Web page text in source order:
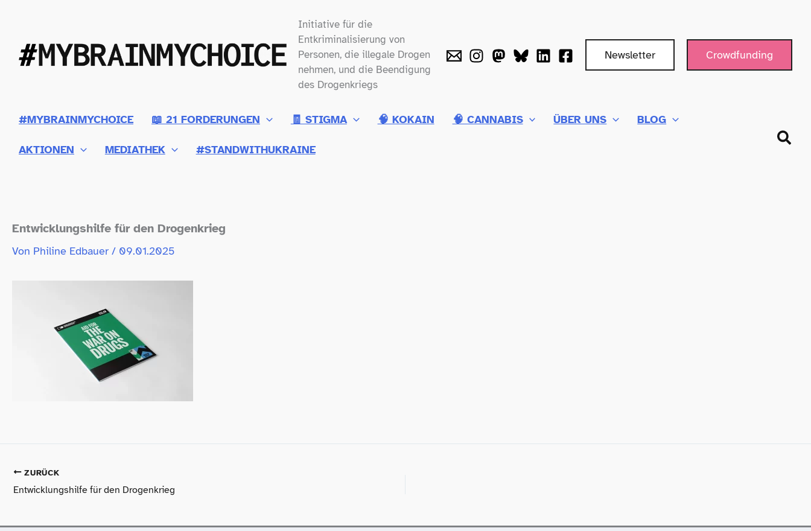
springen
Initiative für die
Entkriminalisierung von
Personen, die illegale Drogen
nehmen, und die Beendigung
des Drogenkriegs
Newsletter Crowdfunding
#MYBRAINMYCHOICE 📖 21 FORDERUNGEN 🧾 STIGMA 🧠 KOKAIN 🧠 CANNABIS ÜBER UNS BLOG
AKTIONEN MEDIATHEK #STANDWITHUKRAINE
Entwicklungshilfe für den Drogenkrieg
Von Philine Edbauer / 09.01.2025
ZURÜCK
Entwicklungshilfe für den Drogenkrieg